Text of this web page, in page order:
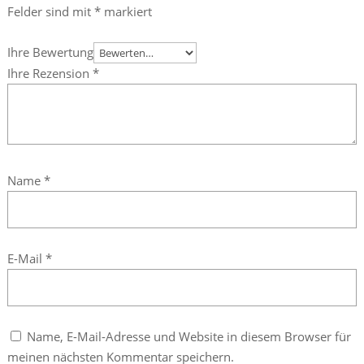
Felder sind mit *markiert
Ihre Bewertung
Ihre Rezension *
Name *
E-Mail *
Name, E-Mail-Adresse und Website in diesem Browser für
meinen nächsten Kommentar speichern.